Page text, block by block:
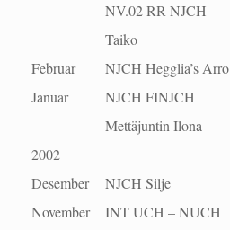
NV.02 RR NJCH
Taiko
Februar NJCH Hegglia’s Arro
Januar
NJCH FINJCH
Mettäjuntin Ilona
2002
Desember
NJCH Silje
November
INT UCH – NUCH